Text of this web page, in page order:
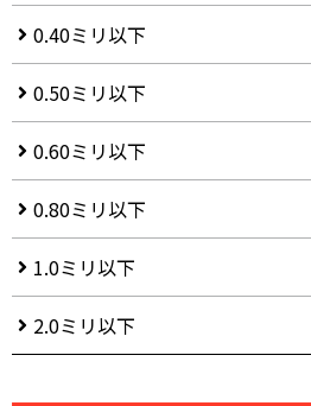
0.40ミリ以下
0.50ミリ以下
0.60ミリ以下
0.80ミリ以下
1.0ミリ以下
2.0ミリ以下